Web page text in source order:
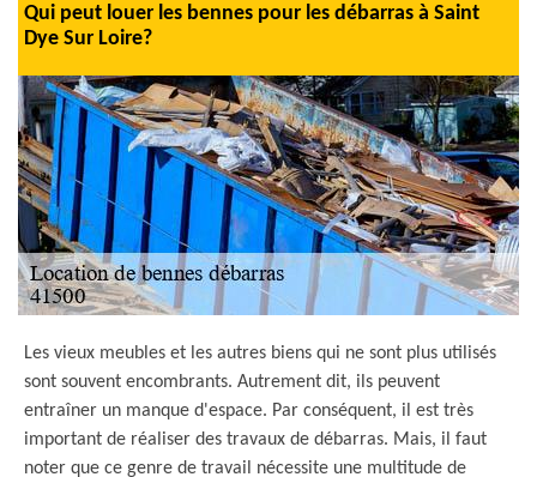
Qui peut louer les bennes pour les débarras à Saint
Dye Sur Loire?
Les vieux meubles et les autres biens qui ne sont plus utilisés
sont souvent encombrants. Autrement dit, ils peuvent
entraîner un manque d'espace. Par conséquent, il est très
important de réaliser des travaux de débarras. Mais, il faut
noter que ce genre de travail nécessite une multitude de